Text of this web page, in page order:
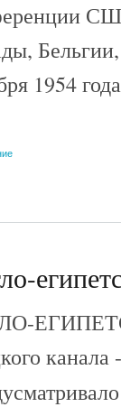
1954
канала